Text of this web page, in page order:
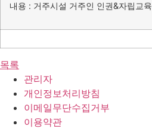
내용 : 거주시설 거주인 인권&자립교육
목록
관리자
개인정보처리방침
이메일무단수집거부
이용약관